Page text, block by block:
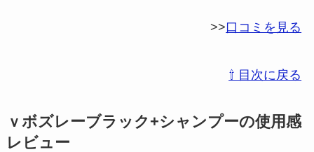
>>口コミを見る
⇧ 目次に戻る
ｖボズレーブラック+シャンプーの使用感
レビュー